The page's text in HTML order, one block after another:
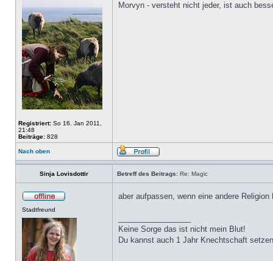
Registriert: So 16. Jan 2011,
21:48
Beiträge: 828
Morvyn - versteht nicht jeder, ist auch
Nach oben
Sinja Lovisdottir Betreff des Beitrags: Re: Magic
Stadtfreund
aber aufpassen, wenn eine andere
Keine Sorge das ist nicht mein Blut!
Du kannst auch 1 Jahr Knechtschaft